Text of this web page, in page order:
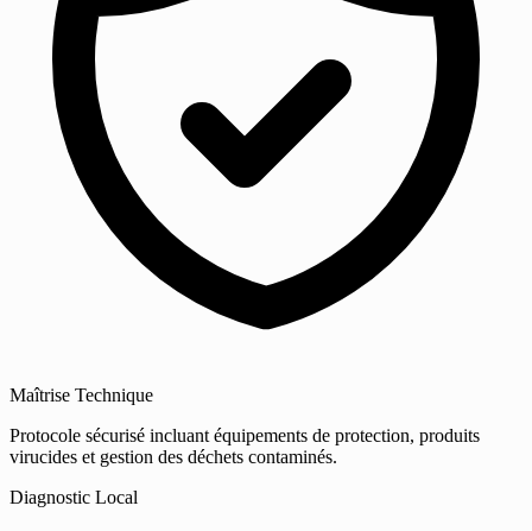
Maîtrise Technique
Protocole sécurisé incluant équipements de protection, produits
virucides et gestion des déchets contaminés.
Diagnostic Local